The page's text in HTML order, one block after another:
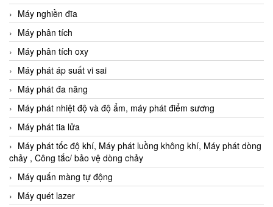
Máy nghiền đĩa
Máy phân tích
Máy phân tích oxy
Máy phát áp suất vi sai
Máy phát đa năng
Máy phát nhiệt độ và độ ẩm, máy phát điểm sương
Máy phát tia lửa
Máy phát tốc độ khí, Máy phát luồng không khí, Máy phát dòng
chảy , Công tắc/ bảo vệ dòng chảy
Máy quấn màng tự động
Máy quét lazer